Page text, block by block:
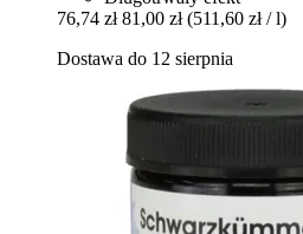
76,74 zł 81,00 zł (511,60 zł / l)
Dostawa do 12 sierpnia